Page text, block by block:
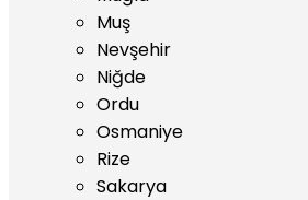
Muş
Nevşehir
Niğde
Ordu
Osmaniye
Rize
Sakarya